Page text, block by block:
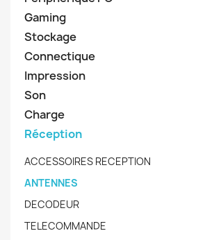
Gaming
Stockage
Connectique
Impression
Son
Charge
Réception
ACCESSOIRES RECEPTION
ANTENNES
DECODEUR
TELECOMMANDE